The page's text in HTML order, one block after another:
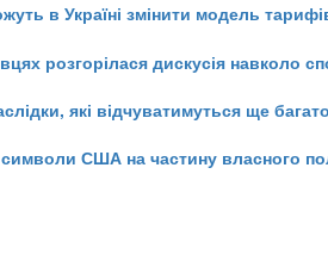
в Україні змінити модель
розгорілася дискусія навколо
які відчуватимуться ще
США на частину власного